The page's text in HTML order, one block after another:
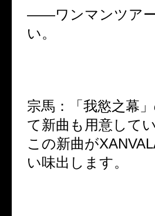
――ワンマンツア
い。
宗馬：「我慾之幕
て新曲も用意してい
この新曲が
い味出します。